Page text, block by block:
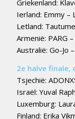
Griekenland:
Ierland: Emmy –
Letland:
Armenië: PARG
Australië: Go-Jo
2e halve finale,
Tsjechië:
Israël: Yuval
Luxemburg:
Finland: Erika